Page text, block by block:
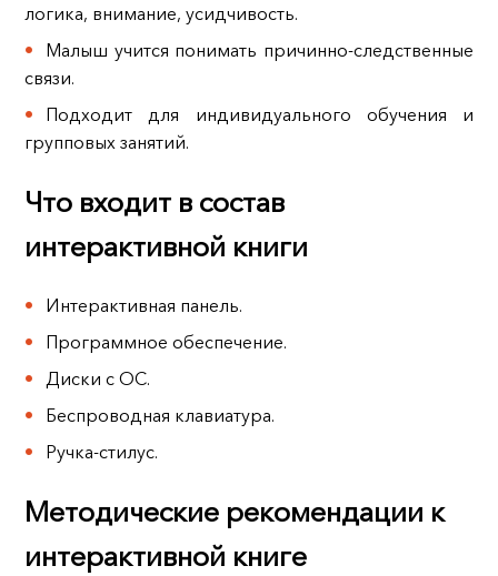
логика, внимание, усидчивость.
Малыш учится понимать причинно-следственные
связи.
Подходит для индивидуального обучения и
групповых занятий.
Что входит в состав
интерактивной книги
Интерактивная панель.
Программное обеспечение.
Диски с ОС.
Беспроводная клавиатура.
Ручка-стилус.
Методические рекомендации к
интерактивной книге